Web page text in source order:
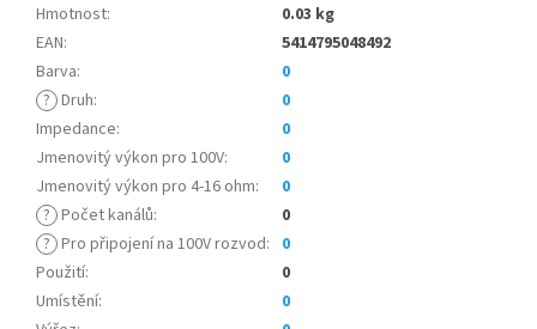
Hmotnost:
0.03 kg
EAN:
5414795048492
Barva:
0
? Druh:
0
Impedance:
0
Jmenovitý výkon pro 100V:
0
Jmenovitý výkon pro 4-16 ohm:
0
? Počet kanálů:
0
? Pro připojení na 100V rozvod: 0
Použití:
0
Umístění:
0